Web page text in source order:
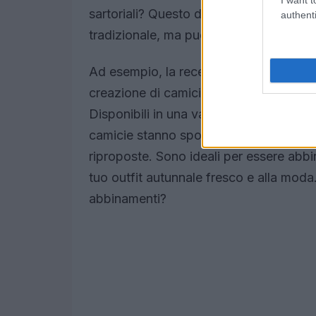
sartoriali? Questo dimostra che la
tradizionale, ma può essere alla base
Ad esempio, la recente
creazione di camicie oversize,
Disponibili in una varietà di colori, dal
camicie stanno spopolando e si
riproposte. Sono ideali per essere
tuo outfit autunnale fresco e alla
abbinamenti?